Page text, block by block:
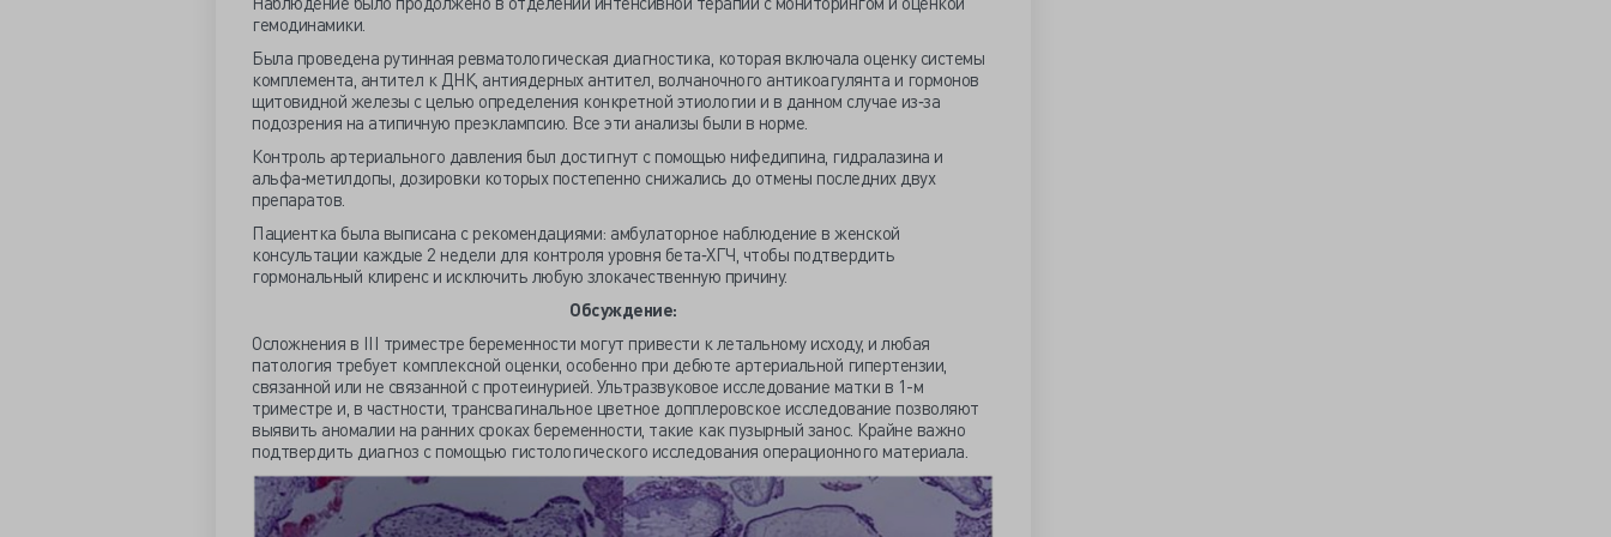
гемодинамики.
Была проведена рутинная ревматологическая диагностика, которая включала оценку системы
комплемента, антител к ДНК, антиядерных антител, волчаночного антикоагулянта и гормонов
щитовидной железы с целью определения конкретной этиологии и в данном случае из‐за
подозрения на атипичную преэклампсию. Все эти анализы были в норме.
Контроль артериального давления был достигнут с помощью нифедипина, гидралазина и
альфа‐метилдопы, дозировки которых постепенно снижались до отмены последних двух
препаратов.
Пациентка была выписана с рекомендациями: амбулаторное наблюдение в женской
консультации каждые 2 недели для контроля уровня бета‐ХГЧ, чтобы подтвердить
гормональный клиренс и исключить любую злокачественную причину.
Обсуждение:
Осложнения в III триместре беременности могут привести к летальному исходу, и любая
патология требует комплексной оценки, особенно при дебюте артериальной гипертензии,
связанной или не связанной с протеинурией. Ультразвуковое исследование матки в 1-м
триместре и, в частности, трансвагинальное цветное допплеровское исследование позволяют
выявить аномалии на ранних сроках беременности, такие как пузырный занос. Крайне важно
подтвердить диагноз с помощью гистологического исследования операционного материала.